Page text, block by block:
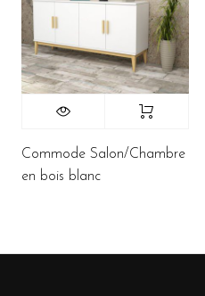
Commode Salon/Chambre
en bois blanc